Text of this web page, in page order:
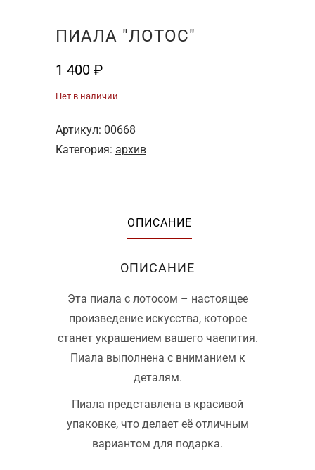
ПИАЛА "ЛОТОС"
1 400 ₽
Нет в наличии
Артикул: 00668
Категория: архив
ОПИСАНИЕ
ОПИСАНИЕ
Эта пиала с лотосом – настоящее
произведение искусства, которое
станет украшением вашего чаепития.
Пиала выполнена с вниманием к
деталям.
Пиала представлена в красивой
упаковке, что делает её отличным
вариантом для подарка.